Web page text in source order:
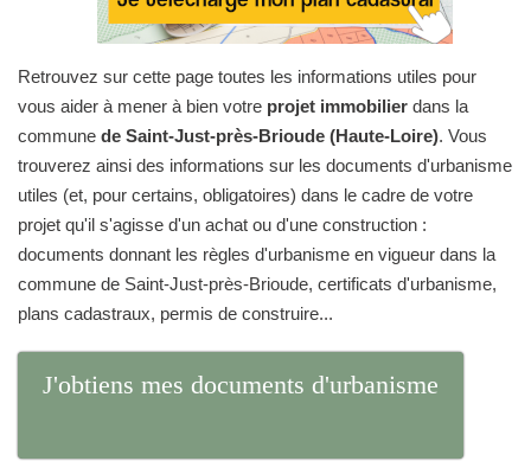
Retrouvez sur cette page toutes les informations utiles pour
vous aider à mener à bien votre projet immobilier dans la
commune de Saint-Just-près-Brioude (Haute-Loire). Vous
trouverez ainsi des informations sur les documents d'urbanisme
utiles (et, pour certains, obligatoires) dans le cadre de votre
projet qu'il s'agisse d'un achat ou d'une construction :
documents donnant les règles d'urbanisme en vigueur dans la
commune de Saint-Just-près-Brioude, certificats d'urbanisme,
plans cadastraux, permis de construire...
J'obtiens mes documents d'urbanisme